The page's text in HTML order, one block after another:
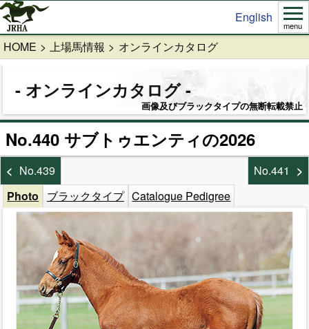
English
menu
HOME 上場馬情報 オンラインカタログ
オンラインカタログ
画像及びブラックタイプの無断転載禁止
No.440 サブトゥエンティの2026
No.439
No.441
Photo
ブラックタイプ Catalogue Pedigree